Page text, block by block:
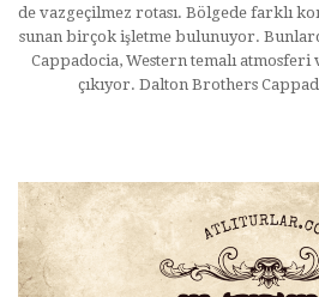
de vazgeçilmez rotası. Bölgede farklı
sunan birçok işletme bulunuyor.
Cappadocia, Western temalı
çıkıyor. Dalton Brothers